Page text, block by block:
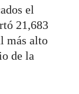
el
21,683
más alto
de la